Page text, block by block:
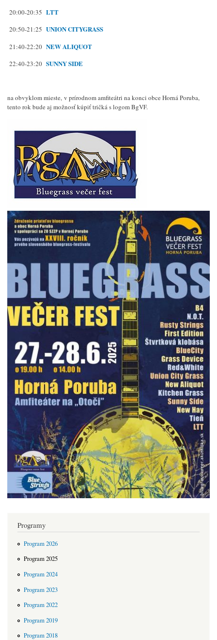
20:00-20:35 LTT
20:50-21:25 UNION CITYGRASS
21:40-22:20 NEW ALIQUOT
22:40-23:20 SUNNY SIDE
na obvyklom mieste, v prírodnom amfiteátri na konci obce Horná Poruba,
tento rok bude aj možnosť kúpiť tričká s logom BgVF.
Programy
Program 2026
Program 2025
Program 2024
Program 2023
Program 2022
Program 2019
Program 2018